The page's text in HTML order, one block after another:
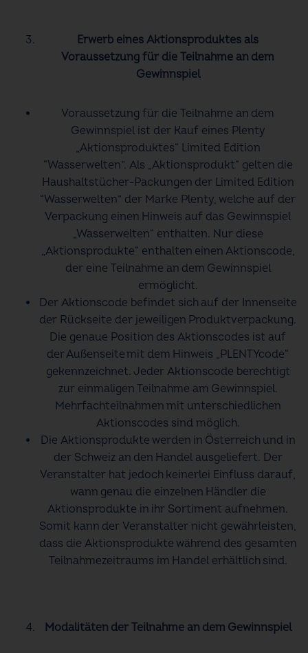
Erwerb eines Aktionsproduktes als
Voraussetzung für die Teilnahme an dem
Gewinnspiel
Voraussetzung für die Teilnahme an dem
Gewinnspiel ist der Kauf eines Plenty
„Aktionsproduktes“ Limited Edition
“Wasserwelten”. Als „Aktionsprodukt“ gelten die
Haushaltstücher-Packungen der Limited Edition
“Wasserwelten” der Marke Plenty, welche auf der
Verpackung einen Hinweis auf das Gewinnspiel
„Wasserwelten“ enthalten. Nur diese
„Aktionsprodukte“ enthalten einen Aktionscode,
der eine Teilnahme an dem Gewinnspiel
ermöglicht.
Der Aktionscode befindet sich auf der Innenseite
der Rückseite der jeweiligen Produktverpackung.
Die genaue Position des Aktionscodes ist auf
der Außenseite mit dem Hinweis „PLENTYcode“
gekennzeichnet. Jeder Aktionscode berechtigt
zur einmaligen Teilnahme am Gewinnspiel.
Mehrfachteilnahmen mit unterschiedlichen
Aktionscodes sind möglich.
Die Aktionsprodukte werden in Österreich und in
der Schweiz an den Handel ausgeliefert. Der
Veranstalter hat jedoch keinerlei Einfluss darauf,
wann genau die einzelnen Händler die
Aktionsprodukte in ihr Sortiment aufnehmen.
Somit kann der Veranstalter nicht gewährleisten,
dass die Aktionsprodukte während des gesamten
Teilnahmezeitraums im Handel erhältlich sind.
Modalitäten der Teilnahme an dem Gewinnspiel